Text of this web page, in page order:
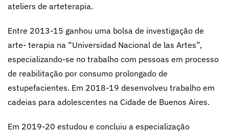
ateliers de arteterapia.
Entre 2013-15 ganhou uma bolsa de investigação de
arte- terapia na “Universidad Nacional de las Artes”,
especializando-se no trabalho com pessoas em processo
de reabilitação por consumo prolongado de
estupefacientes. Em 2018-19 desenvolveu trabalho em
cadeias para adolescentes na Cidade de Buenos Aires.
Em 2019-20 estudou e concluiu a especialização